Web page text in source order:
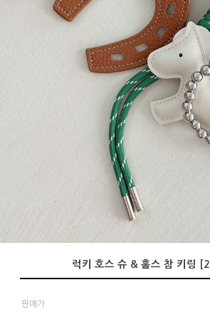
럭키 호스 슈 & 홀스 참 키링
판매가